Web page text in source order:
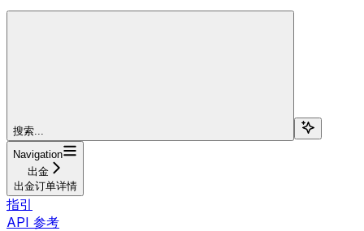
搜索...
Navigation
出金
出金订单详情
指引
API 参考